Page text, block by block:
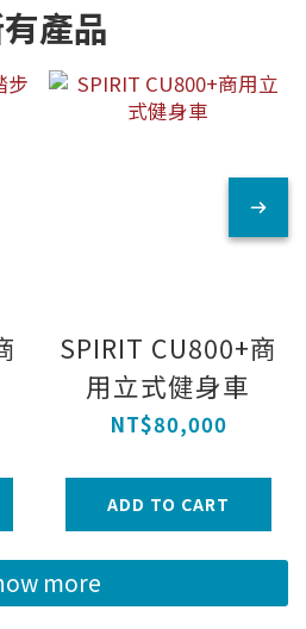
產品
SPIRIT CU800+商
用立式健身車
NT$80,000
ADD TO CART
more